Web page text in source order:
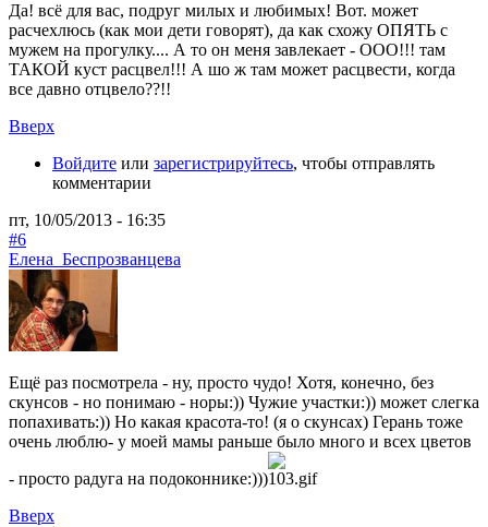
Да! всё для вас, подруг милых и любимых! Вот. может
расчехлюсь (как мои дети говорят), да как схожу ОПЯТЬ с
мужем на прогулку.... А то он меня завлекает - ООО!!! там
ТАКОЙ куст расцвел!!! А шо ж там может расцвести, когда
все давно отцвело??!!
Вверх
Войдите или зарегистрируйтесь, чтобы отправлять
комментарии
пт, 10/05/2013 - 16:35
#6
Елена_Беспрозванцева
Ещё раз посмотрела - ну, просто чудо! Хотя, конечно, без
скунсов - но понимаю - норы:)) Чужие участки:)) может слегка
попахивать:)) Но какая красота-то! (я о скунсах) Герань тоже
очень люблю- у моей мамы раньше было много и всех цветов
- просто радуга на подоконнике:)))
Вверх